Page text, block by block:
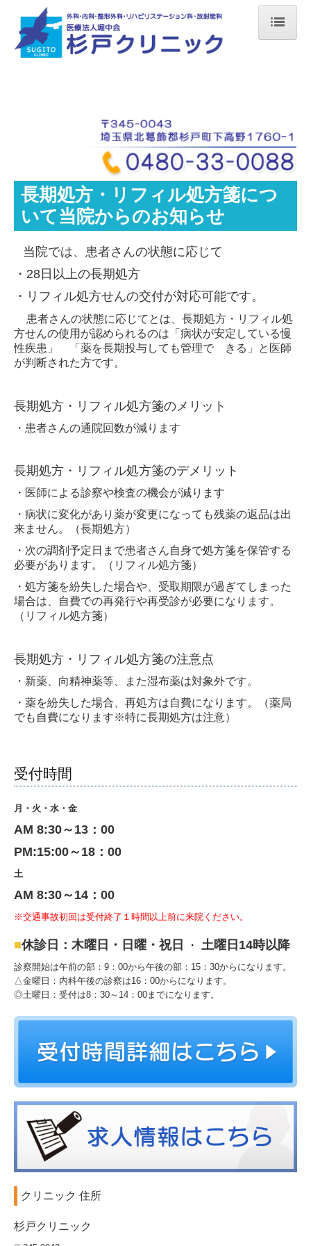
ホーム
リンク
長期処方・リフィル処方箋について
一般名処方について
施設基準
求人情報
受付時間
月・火・水・金
AM 8:30～13：00
PM:15:00～18：00
土
AM 8:30～14：00
※交通事故初回は受付終了１時間以上前に来院ください。
■休診日：木曜日・日曜・祝日 ・ 土曜日14時以降
診察開始は午前の部：9：00から午後の部：15：30からになります。
△金曜日：内科午後の診察は16：00からになります。
◎土曜日：受付は8：30～14：00までになります。
クリニック 住所
杉戸クリニック
長期処方・リフィル処方箋につ
いて当院からのお知らせ
当院では、患者さんの状態に応じて
・28日以上の長期処方
・リフィル処方せんの交付が対応可能です。
患者さんの状態に応じてとは、 長期処方・リフィル処
方せんの使用が認められるのは「病状が安定している慢
性疾患」 「薬を長期投与しても管理で きる」
と医師
が判断された方です。
長期処方・リフィル処方箋のメリット
・患者さんの通院回数が減ります
長期処方・リフィル処方箋のデメリット
・医師による診察や検査の機会が減ります
・病状に変化があり薬が変更になっても残薬の返品は出
来ません。（長期処方）
・次の調剤予定日まで患者さん自身で処方箋を保管する
必要があります。（リフィル処方箋）
・処方箋を紛失した場合や、受取期限が過ぎてしまった
場合は、自費での再発行や再受診が必要になります。
（リフィル処方箋）
長期処方・リフィル処方箋の注意点
・新薬、向精神薬等、また湿布薬は対象外です。
・薬を紛失した場合、再処方は自費になります。（薬局
でも自費になります※特に長期処方は注意）